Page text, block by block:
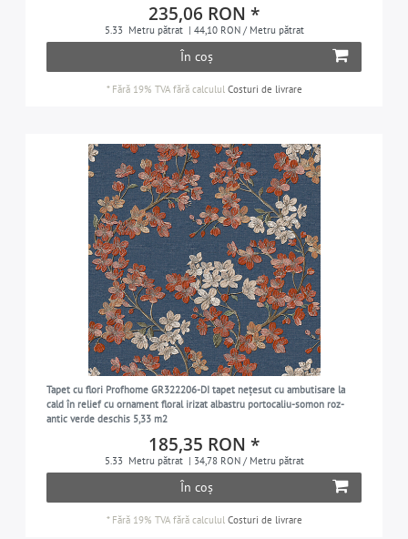
235,06 RON *
5.33 Metru pătrat | 44,10 RON / Metru pătrat
În coș
* Fără 19% TVAfără calculul Costuri de livrare
Tapet cu flori Profhome GR322206-DI tapet nețesut cu ambutisare la
cald în relief cu ornament floral irizat albastru portocaliu-somon roz-
antic verde deschis 5,33 m2
185,35 RON *
5.33 Metru pătrat | 34,78 RON / Metru pătrat
În coș
* Fără 19% TVAfără calculul Costuri de livrare